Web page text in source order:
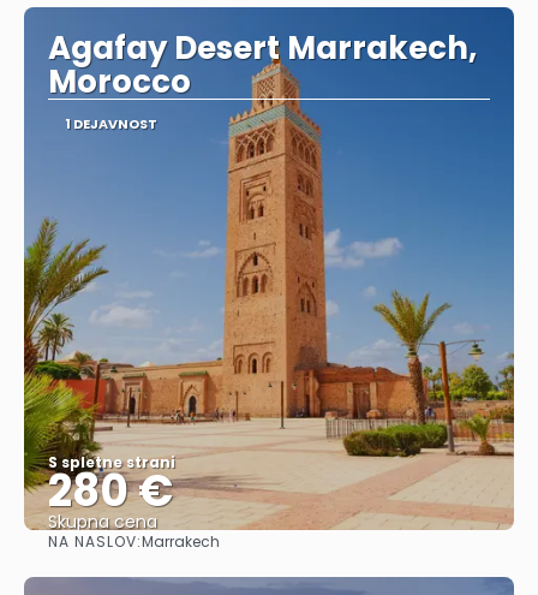
Agafay Desert Marrakech,
Morocco
1 DEJAVNOST
S spletne strani
280 €
Skupna cena
NA NASLOV:Marrakech